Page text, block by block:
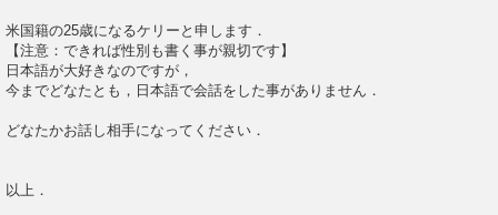
米国籍の25歳になるケリーと申します．
【注意：できれば性別も書く事が親切です】
日本語が大好きなのですが，
今までどなたとも，日本語で会話をした事がありません．
どなたかお話し相手になってください．
以上．